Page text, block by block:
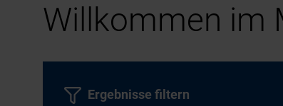
Willkommen im
Ergebnisse filtern